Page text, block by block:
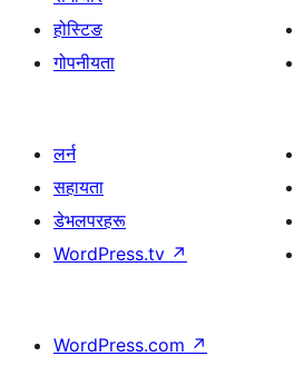
होस्टिङ
गोपनीयता
लर्न
सहायता
डेभलपरहरू
WordPress.tv ↗
WordPress.com ↗